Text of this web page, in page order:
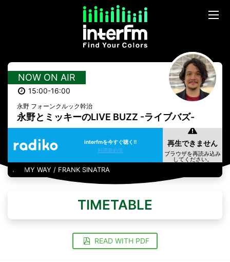
NOW ON AIR
15:00-16:00
永野 フォーンクルック幹治
永野とミッキーのLIVE BUZZ -ライブバズ-
interfmを今すぐ聴く!!
利用規約等
MY WAY / FRANK SINATRA
TIMETABLE
READ WITH PDF